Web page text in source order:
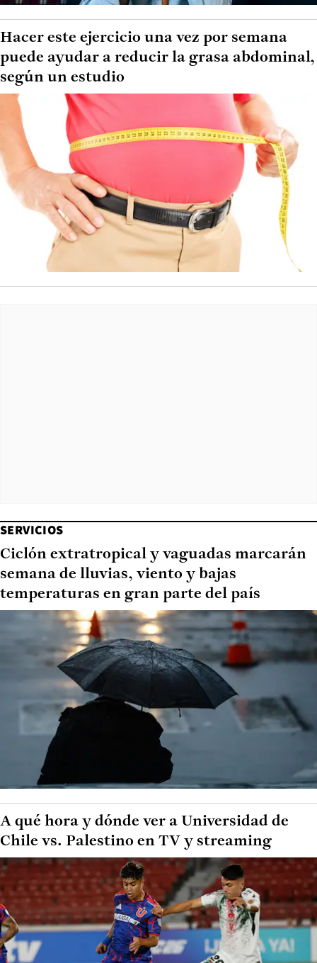
Hacer este ejercicio una vez por semana
puede ayudar a reducir la grasa abdominal,
según un estudio
SERVICIOS
Ciclón extratropical y vaguadas marcarán
semana de lluvias, viento y bajas
temperaturas en gran parte del país
A qué hora y dónde ver a Universidad de
Chile vs. Palestino en TV y streaming